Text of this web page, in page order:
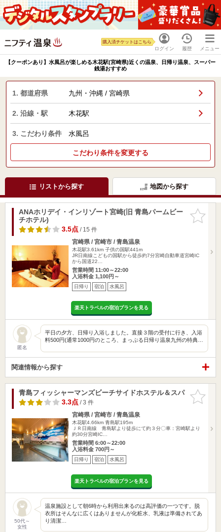
ログイン
購入済チケットはこちら
履歴 メニュー
【クーポンあり】水風呂が楽しめる木花駅(宮崎県)近くの温泉、日帰り温泉、スーパー
銭湯おすすめ
1. 都道府県 九州・沖縄 / 宮崎県
2. 沿線・駅 木花駅
3. こだわり条件 水風呂
こだわり条件を変更する
リストから探す 地図から探す
お気に入
りに追加
ANAホリデイ・インリゾート宮崎(旧 青島パームビー
チホテル)
3.5点/ 15 件
宮崎県 / 宮崎市 / 青島温泉
木花駅3.61km 子供の国駅441m
JR日南線こどもの国駅から徒歩約7分宮崎自動車道宮崎IC
から国道22…
営業時間 11:00～22:00
入浴料金 1,100円～
日帰り 宿泊 水風呂
楽天トラベルの宿泊プランを見る
匿名
平日の夕方、日帰り入浴しました。直接３階の受付に行き、入浴
料500円(通常1000円のところ、まっぷる日帰り温泉九州の特典…
関連情報から探す
お気に入
りに追加
青島フィッシャーマンズビーチサイドホステル＆スパ
3.3点/ 3 件
宮崎県 / 宮崎市 / 青島温泉
木花駅4.66km 青島駅195m
ＪＲ日南線 青島駅より徒歩にて約３分〇車：宮崎駅より
約30分宮崎IC…
営業時間 6:00～22:00
入浴料金 700円～
日帰り 宿泊 水風呂
楽天トラベルの宿泊プランを見る
50代～
女性
温泉施設として朝6時から利用出来るのは高評価の一つです。脱
衣所はそんなに広くはありませんが化粧水、乳液は準備されてあ
り清潔…